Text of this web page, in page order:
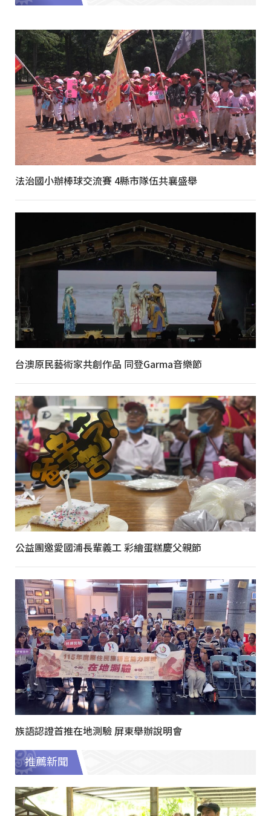
法治國小辦棒球交流賽 4縣市隊伍共襄盛舉
台澳原民藝術家共創作品 同登Garma音樂節
公益團邀愛國浦長輩義工 彩繪蛋糕慶父親節
族語認證首推在地測驗 屏東舉辦說明會
推薦新聞